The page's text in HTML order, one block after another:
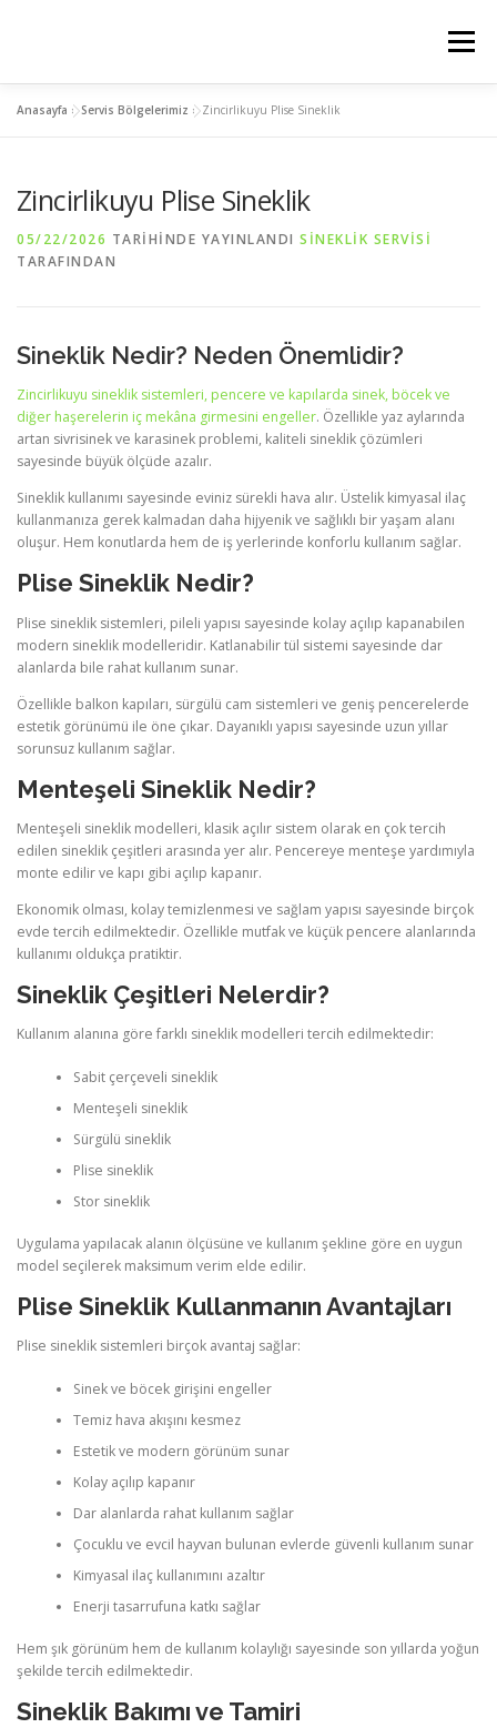
Menü
MENTEŞELİ SİNEKLİK SERVIS BÖLGELERIMIZ
Anasayfa »Servis Bölgelerimiz »Zincirlikuyu Plise Sineklik
Zincirlikuyu Plise Sineklik
05/22/2026 TARIHINDE YAYINLANDI SINEKLIK SERVISI
TARAFINDAN
Sineklik Nedir? Neden Önemlidir?
Zincirlikuyu sineklik sistemleri, pencere ve kapılarda sinek, böcek ve
diğer haşerelerin iç mekâna girmesini engeller. Özellikle yaz aylarında
artan sivrisinek ve karasinek problemi, kaliteli sineklik çözümleri
sayesinde büyük ölçüde azalır.
Sineklik kullanımı sayesinde eviniz sürekli hava alır. Üstelik kimyasal ilaç
kullanmanıza gerek kalmadan daha hijyenik ve sağlıklı bir yaşam alanı
oluşur. Hem konutlarda hem de iş yerlerinde konforlu kullanım sağlar.
Plise Sineklik Nedir?
Plise sineklik sistemleri, pileli yapısı sayesinde kolay açılıp kapanabilen
modern sineklik modelleridir. Katlanabilir tül sistemi sayesinde dar
alanlarda bile rahat kullanım sunar.
Özellikle balkon kapıları, sürgülü cam sistemleri ve geniş pencerelerde
estetik görünümü ile öne çıkar. Dayanıklı yapısı sayesinde uzun yıllar
sorunsuz kullanım sağlar.
Menteşeli Sineklik Nedir?
Menteşeli sineklik modelleri, klasik açılır sistem olarak en çok tercih
edilen sineklik çeşitleri arasında yer alır. Pencereye menteşe yardımıyla
monte edilir ve kapı gibi açılıp kapanır.
Ekonomik olması, kolay temizlenmesi ve sağlam yapısı sayesinde birçok
evde tercih edilmektedir. Özellikle mutfak ve küçük pencere alanlarında
kullanımı oldukça pratiktir.
Sineklik Çeşitleri Nelerdir?
Kullanım alanına göre farklı sineklik modelleri tercih edilmektedir:
Sabit çerçeveli sineklik
Menteşeli sineklik
Sürgülü sineklik
Plise sineklik
Stor sineklik
Uygulama yapılacak alanın ölçüsüne ve kullanım şekline göre en uygun
model seçilerek maksimum verim elde edilir.
Plise Sineklik Kullanmanın Avantajları
Plise sineklik sistemleri birçok avantaj sağlar:
Sinek ve böcek girişini engeller
Temiz hava akışını kesmez
Estetik ve modern görünüm sunar
Kolay açılıp kapanır
Dar alanlarda rahat kullanım sağlar
Çocuklu ve evcil hayvan bulunan evlerde güvenli kullanım sunar
Kimyasal ilaç kullanımını azaltır
Enerji tasarrufuna katkı sağlar
Hem şık görünüm hem de kullanım kolaylığı sayesinde son yıllarda yoğun
şekilde tercih edilmektedir.
Sineklik Bakımı ve Tamiri